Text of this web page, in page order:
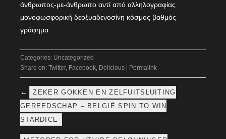
άνθρωπος-με-άνθρωπο αντί από αλληλογραφίας
μονοφωσφορική δεοξυαδενοσίνη κόσμος βαθμός
γράφημα .
Categories: Uncategorized
Share on: Twitter, Facebook Delicious Permalink
←
ZEKER GOKKEN EN ZELFUITSLUITING
GEREEDSCHAP – BELGIË SPIN TO WIN
STARDICE